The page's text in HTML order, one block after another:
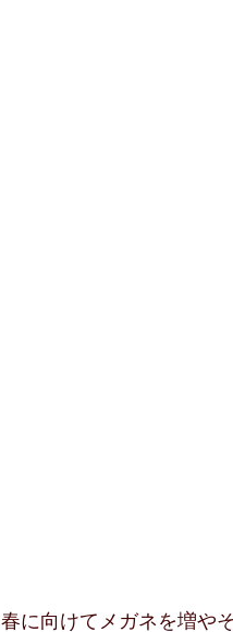
春に向けてメガネを増や